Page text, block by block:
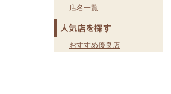
店名一覧
おすすめ優良店